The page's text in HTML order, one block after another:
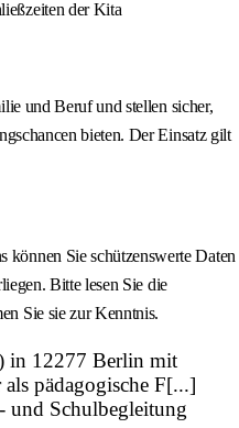
der Kita
und Beruf und stellen sicher,
bieten. Der Einsatz gilt
können Sie schützenswerte Daten
Bitte lesen Sie die
Sie sie zur Kenntnis.
in 12277 Berlin mit
pädagogische F[...]
und Schulbegleitung